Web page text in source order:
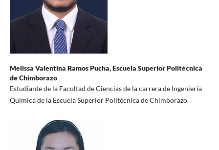
Melissa Valentina Ramos Pucha,Escuela Superior Politécnica
de Chimborazo
Estudiante de la Facultad de Ciencias de la carrera de Ingeniería
Química de la Escuela Superior Politécnica de Chimborazo.